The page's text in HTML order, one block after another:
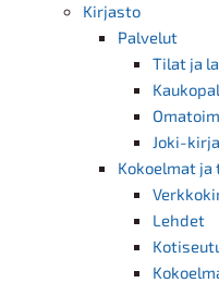
Kirjasto
Palvelut
Tilat ja
Joki-
Kokoelmat
Lehdet